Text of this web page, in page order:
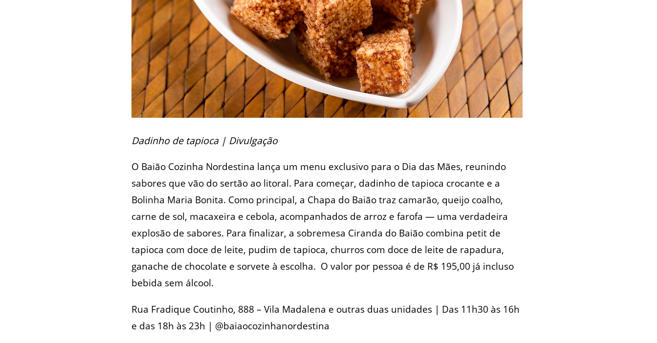
Dadinho de tapioca | Divulgação
O Baião Cozinha Nordestina lança um menu exclusivo para o Dia das Mães, reunindo
sabores que vão do sertão ao litoral. Para começar, dadinho de tapioca crocante e a
Bolinha Maria Bonita. Como principal, a Chapa do Baião traz camarão, queijo coalho,
carne de sol, macaxeira e cebola, acompanhados de arroz e farofa — uma verdadeira
explosão de sabores. Para finalizar, a sobremesa Ciranda do Baião combina petit de
tapioca com doce de leite, pudim de tapioca, churros com doce de leite de rapadura,
ganache de chocolate e sorvete à escolha. O valor por pessoa é de R$ 195,00 já incluso
bebida sem álcool.
Rua Fradique Coutinho, 888 – Vila Madalena e outras duas unidades | Das 11h30 às 16h
e das 18h às 23h | @baiaocozinhanordestina